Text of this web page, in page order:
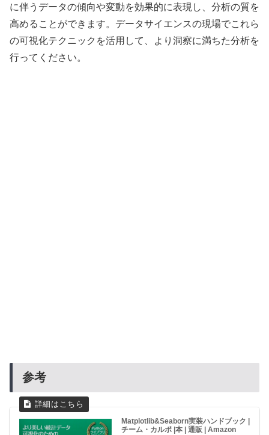
に伴うデータの傾向や変動を効果的に表現し、分析の質を
高めることができます。データサイエンスの現場でこれら
の可視化テクニックを活用して、より洞察に満ちた分析を
行ってください。
参考
Matplotlib&Seaborn実装ハンドブック |
チーム・カルポ |本 | 通販 | Amazon